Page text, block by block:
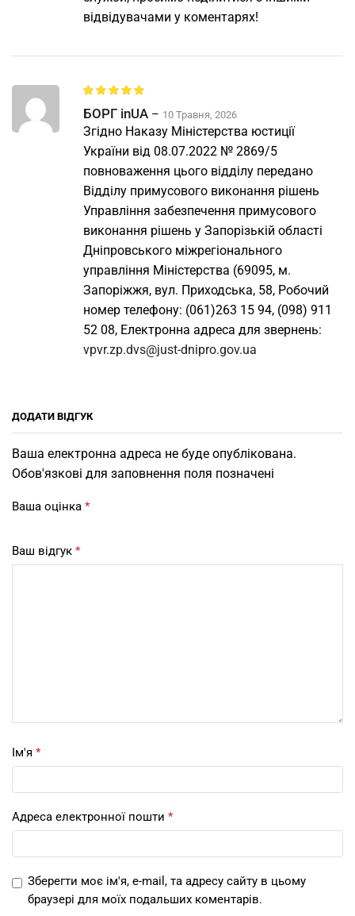
відвідувачами у коментарях!
БОРГ inUA – 10 Травня, 2026
Згідно Наказу Міністерства юстиції
України від 08.07.2022 № 2869/5
повноваження цього відділу передано
Відділу примусового виконання рішень
Управління забезпечення примусового
виконання рішень у Запорізькій області
Дніпровського міжрегіонального
управління Міністерства (69095, м.
Запоріжжя, вул. Приходська, 58, Робочий
номер телефону: (061)263 15 94, (098) 911
52 08, Електронна адреса для звернень:
vpvr.zp.dvs@just-dnipro.gov.ua
ДОДАТИ ВІДГУК
Ваша електронна адреса не буде опублікована.
Обов'язкові для заповнення поля позначені
Ваша оцінка *
Ваш відгук *
Ім'я *
Адреса електронної пошти *
Зберегти моє ім'я, e-mail, та адресу сайту в цьому
браузері для моїх подальших коментарів.